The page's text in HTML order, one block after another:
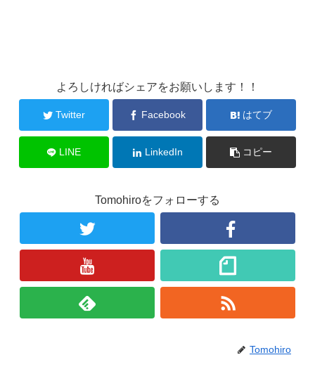
よろしければシェアをお願いします！！
Twitter Facebook はてブ
LINE LinkedIn コピー
Tomohiroをフォローする
Tomohiro